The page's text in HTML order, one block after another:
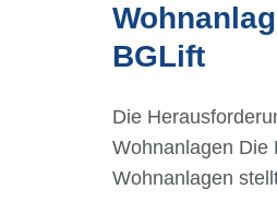
BGLift
Die
Wohnanlagen Die
Wohnanlagen